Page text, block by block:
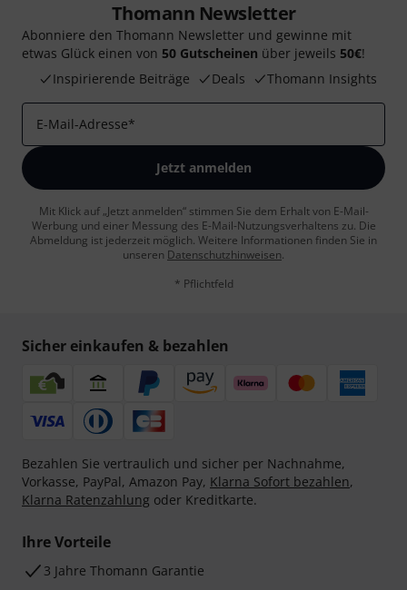
Thomann Newsletter
Abonniere den Thomann Newsletter und gewinne mit
etwas Glück einen von 50 Gutscheinen über jeweils 50€!
Inspirierende Beiträge
Deals Thomann Insights
E-Mail-Adresse*
Jetzt anmelden
Mit Klick auf „Jetzt anmelden“ stimmen Sie dem Erhalt von E-Mail-
Werbung und einer Messung des E-Mail-Nutzungsverhaltens zu. Die
Abmeldung ist jederzeit möglich. Weitere Informationen finden Sie in
unseren Datenschutzhinweisen.
* Pflichtfeld
Sicher einkaufen & bezahlen
Bezahlen Sie vertraulich und sicher per Nachnahme,
Vorkasse, PayPal, Amazon Pay, Klarna Sofort bezahlen,
Klarna Ratenzahlung oder Kreditkarte.
Ihre Vorteile
3 Jahre Thomann Garantie